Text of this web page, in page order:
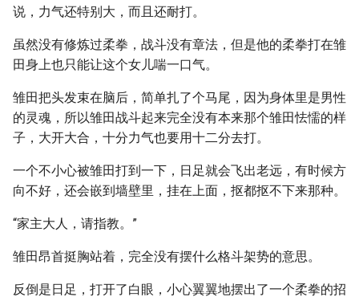
说，力气还特别大，而且还耐打。
虽然没有修炼过柔拳，战斗没有章法，但是他的柔拳打在雏
田身上也只能让这个女儿喘一口气。
雏田把头发束在脑后，简单扎了个马尾，因为身体里是男性
的灵魂，所以雏田战斗起来完全没有本来那个雏田怯懦的样
子，大开大合，十分力气也要用十二分去打。
一个不小心被雏田打到一下，日足就会飞出老远，有时候方
向不好，还会嵌到墙壁里，挂在上面，抠都抠不下来那种。
“家主大人，请指教。”
雏田昂首挺胸站着，完全没有摆什么格斗架势的意思。
反倒是日足，打开了白眼，小心翼翼地摆出了一个柔拳的招